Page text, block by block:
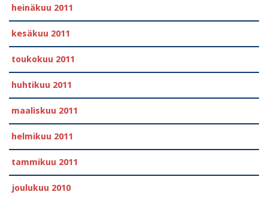
heinäkuu 2011
kesäkuu 2011
toukokuu 2011
huhtikuu 2011
maaliskuu 2011
helmikuu 2011
tammikuu 2011
joulukuu 2010